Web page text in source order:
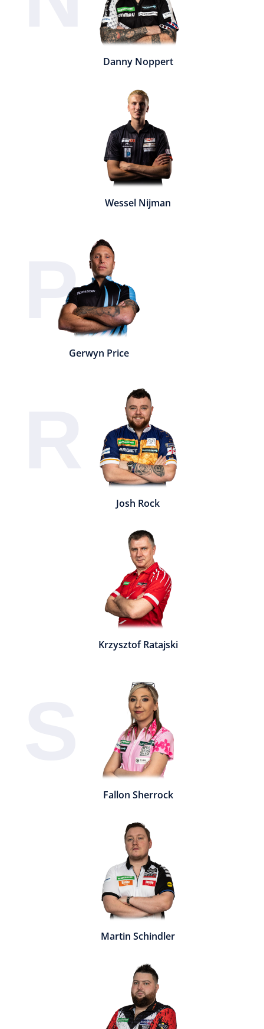
Danny Noppert
Wessel Nijman
P
Gerwyn Price
Josh Rock
Krzysztof Ratajski
Fallon Sherrock
Martin Schindler